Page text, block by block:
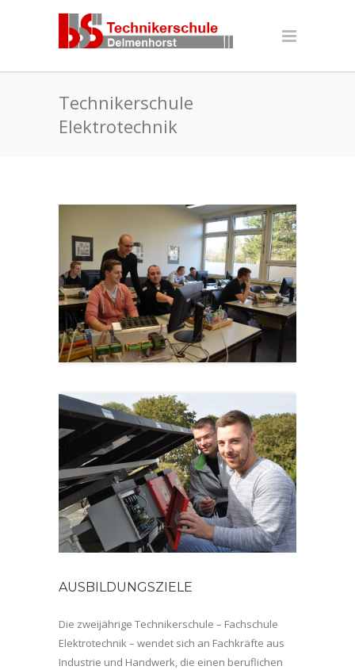
Technikerschule
Elektrotechnik
AUSBILDUNGSZIELE
Die zweijährige Technikerschule – Fachschule
Elektrotechnik – wendet sich an Fachkräfte aus
Industrie und Handwerk, die einen beruflichen